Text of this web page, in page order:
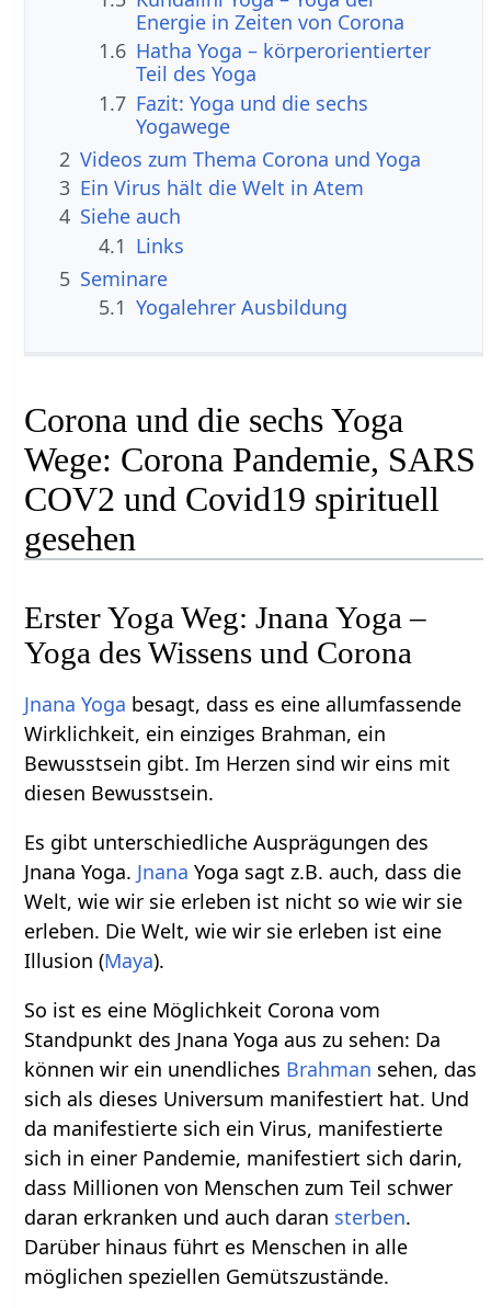
Energie in Zeiten von Corona
1.6 Hatha Yoga – körperorientierter
Teil des Yoga
1.7 Fazit: Yoga und die sechs
Yogawege
2 Videos zum Thema Corona und Yoga
3 Ein Virus hält die Welt in Atem
4 Siehe auch
4.1 Links
5 Seminare
5.1 Yogalehrer Ausbildung
Corona und die sechs Yoga
Wege: Corona Pandemie, SARS
COV2 und Covid19 spirituell
gesehen
Erster Yoga Weg: Jnana Yoga –
Yoga des Wissens und Corona
Jnana Yoga besagt, dass es eine allumfassende
Wirklichkeit, ein einziges Brahman, ein
Bewusstsein gibt. Im Herzen sind wir eins mit
diesen Bewusstsein.
Es gibt unterschiedliche Ausprägungen des
Jnana Yoga. Jnana Yoga sagt z.B. auch, dass die
Welt, wie wir sie erleben ist nicht so wie wir sie
erleben. Die Welt, wie wir sie erleben ist eine
Illusion (Maya).
So ist es eine Möglichkeit Corona vom
Standpunkt des Jnana Yoga aus zu sehen: Da
können wir ein unendliches Brahman sehen, das
sich als dieses Universum manifestiert hat. Und
da manifestierte sich ein Virus, manifestierte
sich in einer Pandemie, manifestiert sich darin,
dass Millionen von Menschen zum Teil schwer
daran erkranken und auch daran sterben.
Darüber hinaus führt es Menschen in alle
möglichen speziellen Gemütszustände.